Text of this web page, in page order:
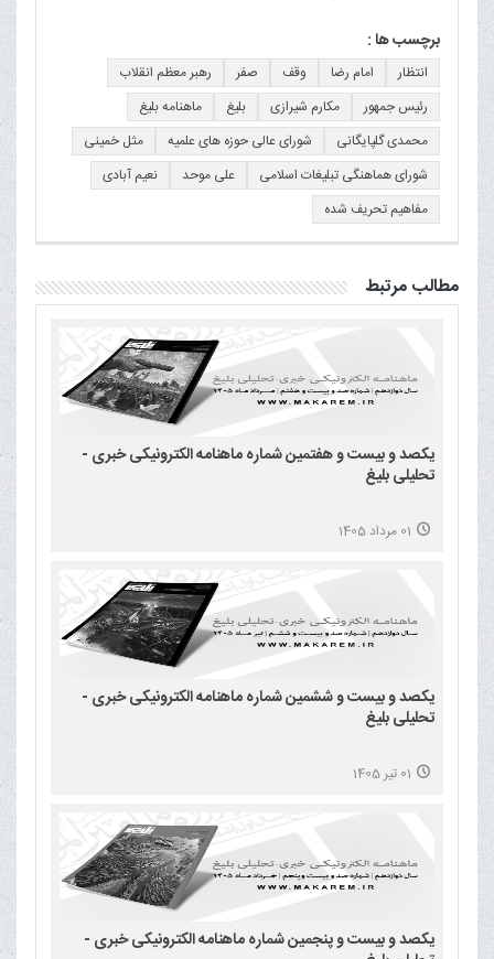
برچسب ها :
انتظار امام رضا وقف صفر
رهبر معظم انقلاب
رئیس جمهور
مکارم شیرازی بلیغ
ماهنامه بلیغ
محمدی گلپایگانی
شورای عالی حوزه های علمیه
مثل خمینی
شورای هماهنگی تبلیغات اسلامی
علی موحد
نعیم آبادی
مفاهیم تحریف شده
مطالب مرتبط
یکصد و بیست و هفتمین شماره ماهنامه الکترونیکی خبری -
تحلیلی بلیغ
01 مرداد 1405
یکصد و بیست و ششمین شماره ماهنامه الکترونیکی خبری -
تحلیلی بلیغ
01 تیر 1405
یکصد و بیست و پنجمین شماره ماهنامه الکترونیکی خبری -